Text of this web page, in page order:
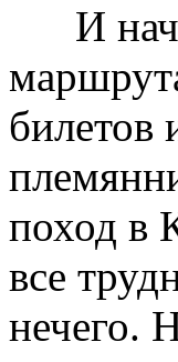
И
билетов
поход в
все
нечего.